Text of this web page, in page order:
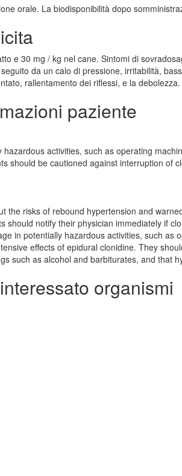
orale. La biodisponibilità dopo
e 30 mg / kg nel cane. Sintomi di
da un calo di pressione, irritabilità,
rallentamento dei riflessi, e la debolezza.
paziente
activities, such as operating
should be cautioned against interruption of
the risks of rebound hypertension and
should notify their physician immediately if
in potentially hazardous activities, such as
effects of epidural clonidine. They
such as alcohol and barbiturates, and that
organismi